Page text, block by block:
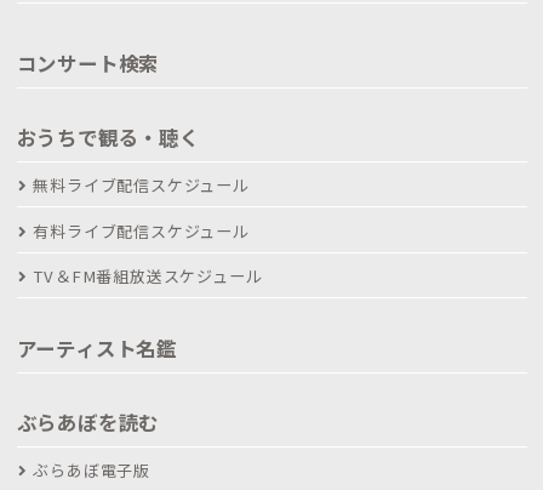
コンサート検索
おうちで観る・聴く
無料ライブ配信スケジュール
有料ライブ配信スケジュール
TV＆FM番組放送スケジュール
アーティスト名鑑
ぶらあぼを読む
ぶらあぼ電子版